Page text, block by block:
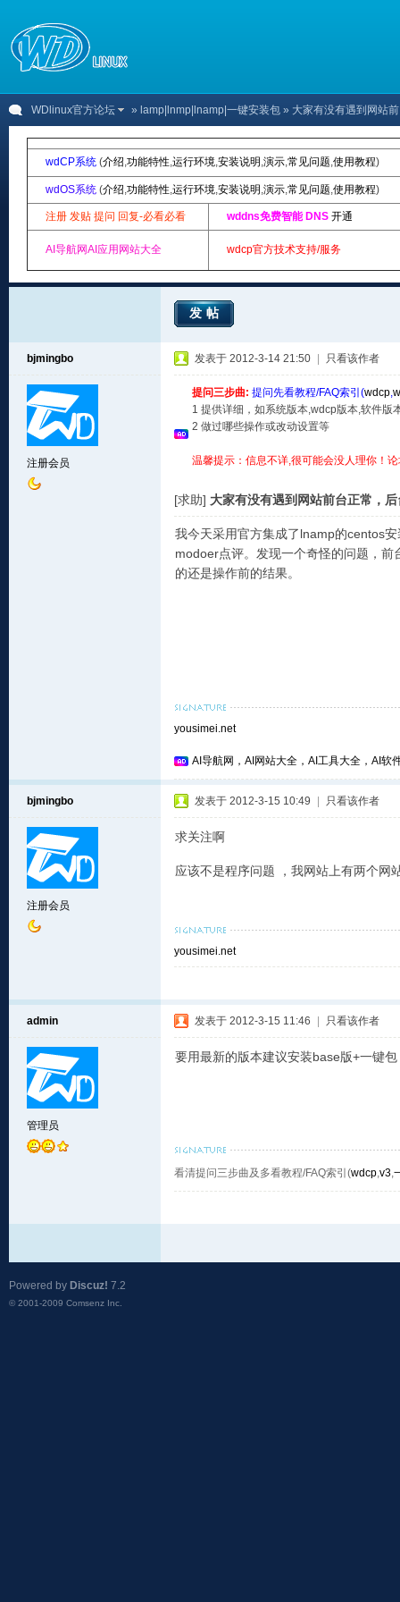
WDlinux官方论坛 » lamp|lnmp|lnamp|一键安装包 » 大家有没有遇到网站
wdCP系统 (介绍,功能特性,运行环境,安装说明 ,演示,常见问题,使用教程)
wdOS系统 (介绍,功能特性,运行环境,安装说明 ,演示,常见问题,使用教程)
注册 发贴 提问 回复-必看必看 wddns免费智能 DNS 开通
AI导航网AI应用网站大全 wdcp官方技术支持/服务
发帖
bjmingbo
注册会员
发表于 2012-3-14 21:50 只看该作者
提问三步曲: 提问先看教程/FAQ索引(wdcp,
1 提供详细，如系统版本,wdcp版本,软件版
2 做过哪些操作或改动设置等
温馨提示：信息不详,很可能会没人理你！
[求助] 大家有没有遇到网站前台正常，
我今天采用官方集成了lnamp的centos
modoer点评。发现一个奇怪的问题，
的还是操作前的结果。
yousimei.net
AI导航网，AI网站大全，AI工具大全，AI软
bjmingbo
注册会员
发表于 2012-3-15 10:49 只看该作者
求关注啊
应该不是程序问题 ，我网站上有两个网
yousimei.net
admin
管理员
发表于 2012-3-15 11:46 只看该作者
要用最新的版本建议安装base版+一键包
看清提问三步曲及多看教程/FAQ索引(wdcp,v3,
Powered by Discuz! 7.2
© 2001-2009 Comsenz Inc.